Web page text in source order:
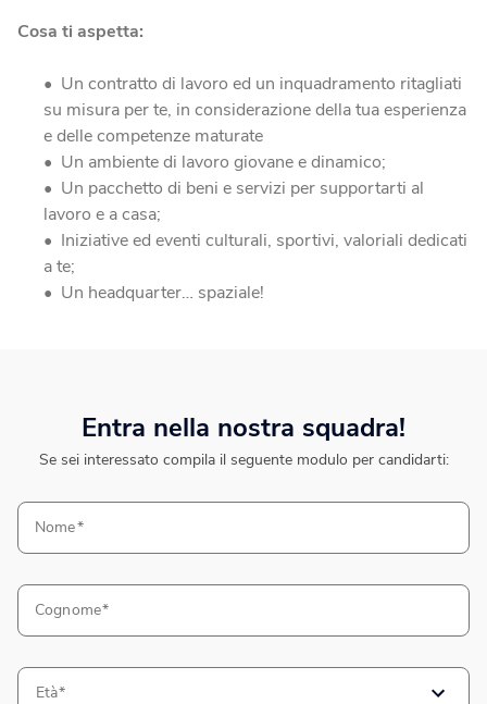
Cosa ti aspetta:
Un contratto di lavoro ed un inquadramento ritagliati
su misura per te, in considerazione della tua esperienza
e delle competenze maturate
Un ambiente di lavoro giovane e dinamico;
Un pacchetto di beni e servizi per supportarti al
lavoro e a casa;
Iniziative ed eventi culturali, sportivi, valoriali dedicati
a te;
Un headquarter… spaziale!
Entra nella nostra squadra!
Se sei interessato compila il seguente modulo per candidarti:
Nome
Cognome
Età